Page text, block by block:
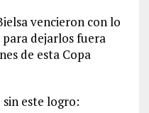
vencieron con lo
para dejarlos fuera
de esta Copa
este logro: